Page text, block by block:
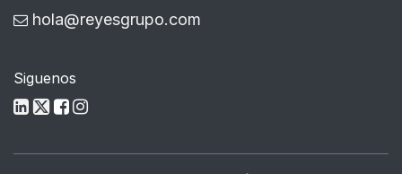
hola@reyesgrupo.com
Siguenos